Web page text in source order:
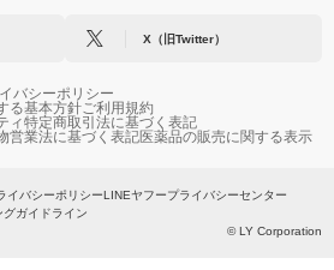
X（旧Twitter）
バシーポリシー
る基本方針ご利用規約
ィ特定商取引法に基づく表記
営業法に基づく表記医薬品の販売に関する表示
イバシーポリシーLINEヤフープライバシーセンター
ガイドライン
© LY Corporation